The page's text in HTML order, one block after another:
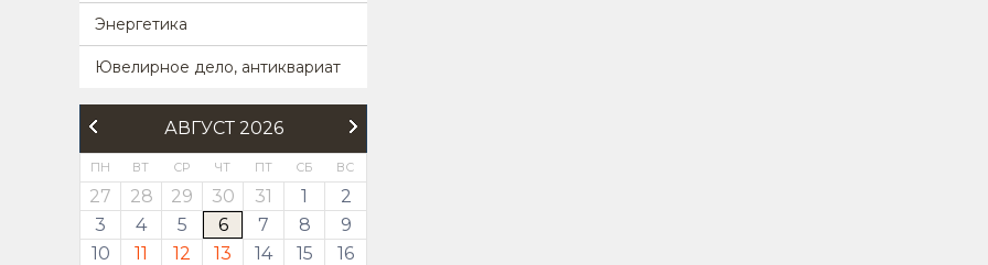
Энергетика
Ювелирное дело, антиквариат
АВГУСТ 2026
ПН ВТ СР ЧТ ПТ СБ ВС
27 28 29 30 31 1
2
3
4 5 6 7 8
9
10
11 12 13 14 15
16